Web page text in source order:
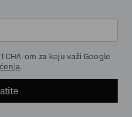
om za koju važi Google
.